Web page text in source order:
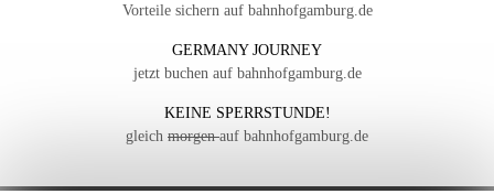
Vorteile sichern auf bahnhofgamburg.de
GERMANY JOURNEY
jetzt buchen auf bahnhofgamburg.de
KEINE SPERRSTUNDE!
gleich morgenauf bahnhofgamburg.de